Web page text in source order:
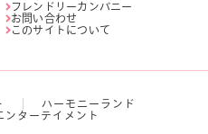
フレンドリーカンパニー
お問い合わせ
このサイトについて
ハーモニーランド
ンターテイメント